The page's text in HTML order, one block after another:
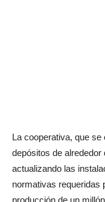
La cooperativa, que se
depósitos de
actualizando las
normativas requeridas
producción de un